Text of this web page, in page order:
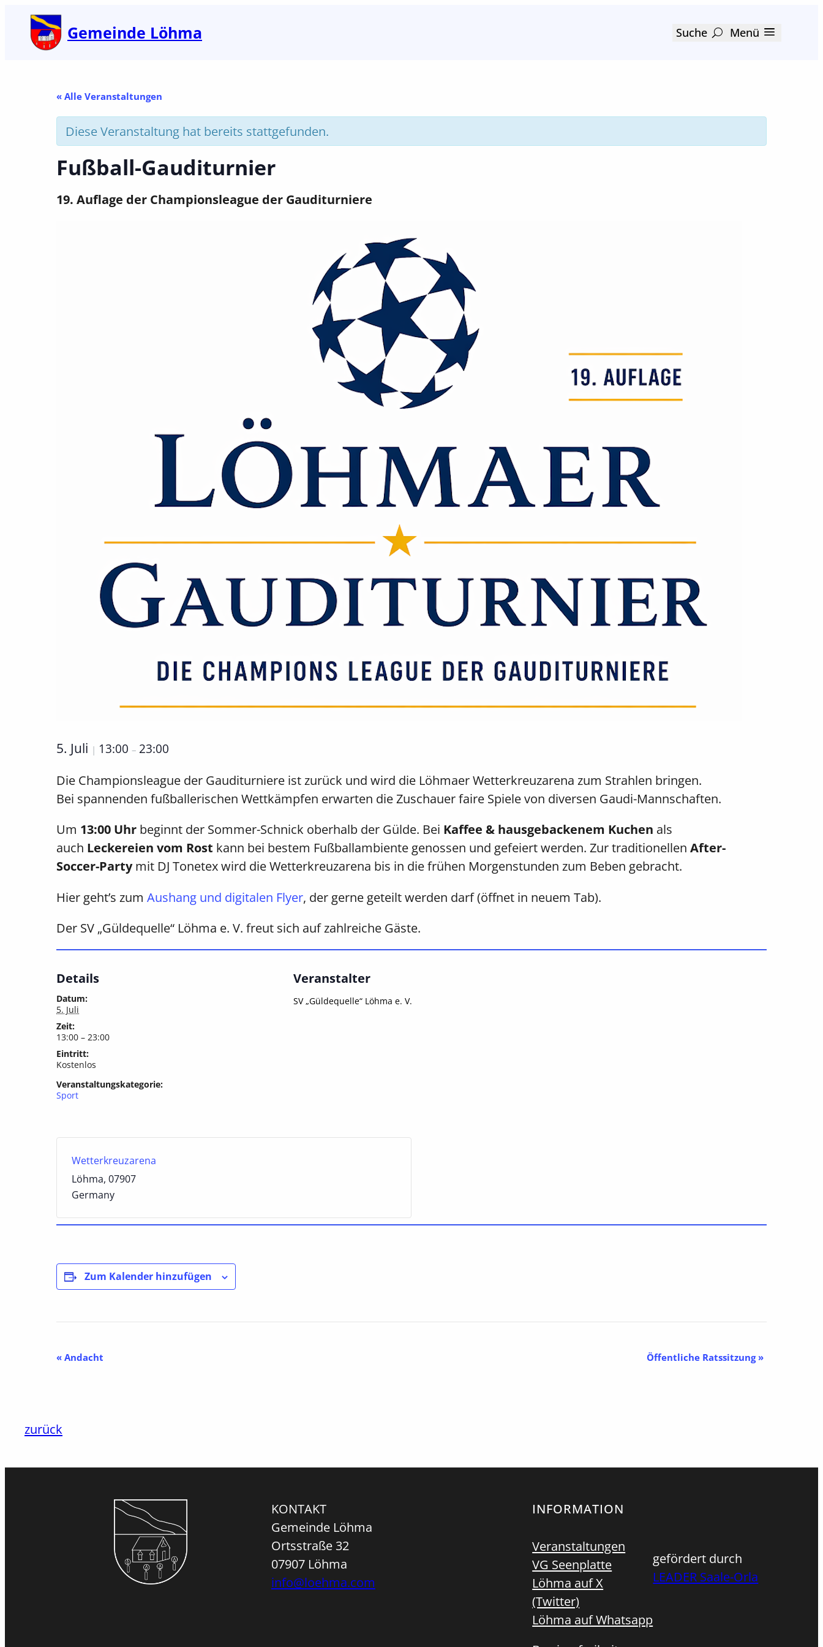
Gemeinde Löhma Suche Menü
« Alle Veranstaltungen
Diese Veranstaltung hat bereits stattgefunden.
Fußball-Gauditurnier
19. Auflage der Championsleague der Gauditurniere
5. Juli | 13:00 – 23:00
Die Championsleague der Gauditurniere ist zurück und wird die Löhmaer Wetterkreuzarena zum Strahlen bringen.
Bei spannenden fußballerischen Wettkämpfen erwarten die Zuschauer faire Spiele von diversen Gaudi-Mannschaften.
Um 13:00 Uhr beginnt der Sommer-Schnick oberhalb der Gülde. Bei Kaffee & hausgebackenem Kuchen als
auch Leckereien vom Rost kann bei bestem Fußballambiente genossen und gefeiert werden. Zur traditionellen After-
Soccer-Partymit DJ Tonetex wird die Wetterkreuzarena bis in die frühen Morgenstunden zum Beben gebracht.
Hier geht’s zum Aushang und digitalen Flyer, der gerne geteilt werden darf (öffnet in neuem Tab).
Der SV „Güldequelle“ Löhma e. V. freut sich auf zahlreiche Gäste.
Details
Datum:
5. Juli
Zeit:
13:00 – 23:00
Eintritt:
Kostenlos
Veranstaltungskategorie:
Sport
Veranstalter
SV „Güldequelle“ Löhma e. V.
Wetterkreuzarena
Löhma, 07907
Germany
Zum Kalender hinzufügen
Veranstaltung-
« Andacht Öffentliche Ratssitzung »
zurück
KONTAKT
Gemeinde Löhma
Ortsstraße 32
07907 Löhma
info@loehma.com
INFORMATION
Veranstaltungen
VG Seenplatte
Löhma auf X
(Twitter)
Löhma auf Whatsapp
gefördert durch
LEADER Saale-Orla